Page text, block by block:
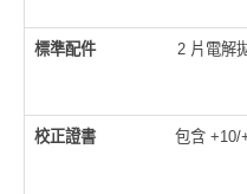
標準配件
2 片電解
校正證書
包含 +10/